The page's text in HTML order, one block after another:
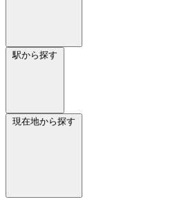
駅から探す
現在地から探す